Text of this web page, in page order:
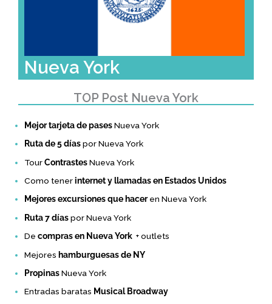
Nueva York
TOP Post Nueva York
Mejor tarjeta de pasesNueva York
Ruta de 5 díaspor Nueva York
TourContrastesNueva York
Como tenerinternet y llamadas en Estados Unidos
Mejores excursiones que haceren Nueva York
Ruta 7 díaspor Nueva York
De compras en Nueva York + outlets
Mejores hamburguesas de NY
PropinasNueva York
Entradas baratas Musical Broadway